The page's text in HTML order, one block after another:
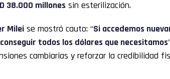
38.000 millones sin esterilización.
Milei se mostró cauto: “Si accedemos
todos los dólares que necesitamos
cambiarias y reforzar la credibilidad